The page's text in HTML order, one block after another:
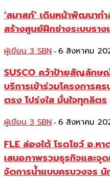
‘สมาสภ์’ เดินหน้าพัฒนาก
สร้างศูนย์ฝึกช่างระบบรา
ผู้เขียน 3 SBN - 6 สิงหาคม
SUSCO คว้าป้ายสัญลักษ
บริการเข้าร่วมโครงการค
ตรง โปร่งใส มั่นใจทุกลิตร
ผู้เขียน 3 SBN - 6 สิงหาคม
FLE ล่องใต้ โรดโชว์ อ.ห
เสนอภาพรวมธุรกิจและจุ
จัดการน้ำแบบครบวงจร